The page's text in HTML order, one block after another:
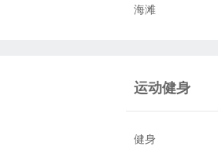
海滩
运动健身
健身